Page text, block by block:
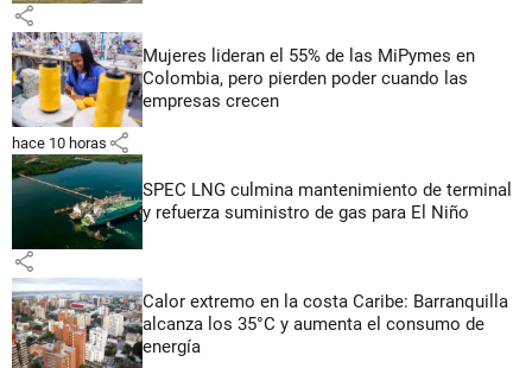
share
Mujeres lideran el 55% de las MiPymes en
Colombia, pero pierden poder cuando las
empresas crecen
hace 10 horas share
SPEC LNG culmina mantenimiento de terminal
y refuerza suministro de gas para El Niño
share
Calor extremo en la costa Caribe: Barranquilla
alcanza los 35°C y aumenta el consumo de
energía